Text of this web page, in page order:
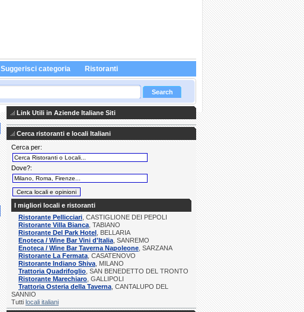
Suggerisci categoria Ristoranti
Link Utili in Aziende Italiane Siti
Cerca ristoranti e locali Italiani
Cerca per:
Dove?:
I migliori locali e ristoranti
Ristorante Pellicciari , CASTIGLIONE DEI PEPOLI
Ristorante Villa Bianca , TABIANO
Ristorante Del Park Hotel , BELLARIA
Enoteca / Wine Bar Vini d'Italia , SANREMO
Enoteca / Wine Bar Taverna Napoleone , SARZANA
Ristorante La Fermata , CASATENOVO
Ristorante Indiano Shiva , MILANO
Trattoria Quadrifoglio , SAN BENEDETTO DEL TRONTO
Ristorante Marechiaro , GALLIPOLI
Trattoria Osteria della Taverna , CANTALUPO DEL
SANNIO
Tutti locali italiani